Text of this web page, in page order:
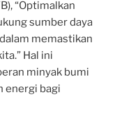
“Optimalkan
sumber daya
memastikan
Hal ini
minyak bumi
energi bagi